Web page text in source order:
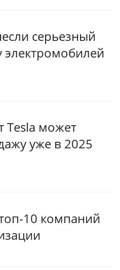
серьезный
электромобилей
Tesla может
уже в 2025
10 компаний